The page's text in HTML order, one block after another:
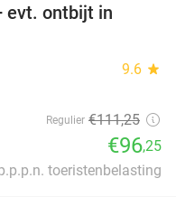
evt. ontbijt in
9.6 star
Regulier €111,25
€96,25
toeristenbelasting